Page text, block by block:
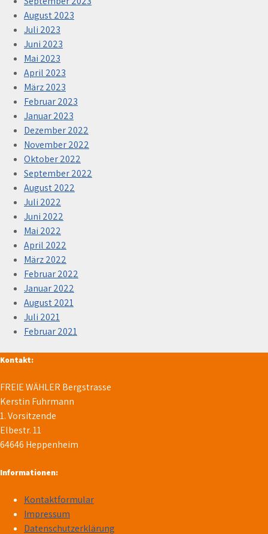
August 2023
Juli 2023
Juni 2023
Mai 2023
April 2023
März 2023
Februar 2023
Januar 2023
Dezember 2022
November 2022
Oktober 2022
September 2022
August 2022
Juli 2022
Juni 2022
Mai 2022
April 2022
März 2022
Februar 2022
Januar 2022
August 2021
Juli 2021
Februar 2021
Kontakt:
FREIE WÄHLER Bergstrasse
Kerstin Fuhrmann
1. Vorsitzende
Elbestr. 11
64646 Heppenheim
Informationen:
Kontaktformular
Impressum
Datenschutzerklärung